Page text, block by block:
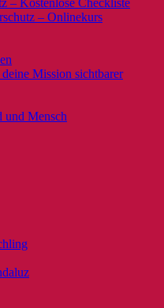
– Kostenlose Checkliste
– Onlinekurs
Mission sichtbarer
und Mensch